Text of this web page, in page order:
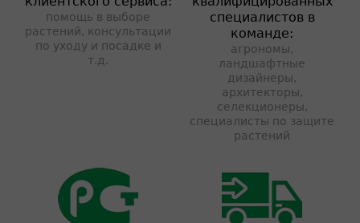
помощь в выборе
растений, консультации
по уходу и посадке и
т.д.
специалистов в
команде:
агрономы,
ландшафтные
дизайнеры,
архитекторы,
селекционеры,
специалисты по защите
растений